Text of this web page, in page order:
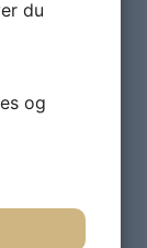
til HD 2. del
du
og